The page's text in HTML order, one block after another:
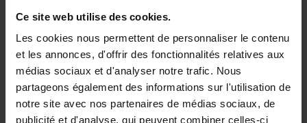
Ce site web utilise des cookies.
Les cookies nous permettent de personnaliser le contenu
et les annonces, d'offrir des fonctionnalités relatives aux
médias sociaux et d'analyser notre trafic. Nous
partageons également des informations sur l'utilisation de
notre site avec nos partenaires de médias sociaux, de
publicité et d'analyse, qui peuvent combiner celles-ci
Comment détecter la punaise de lit ?